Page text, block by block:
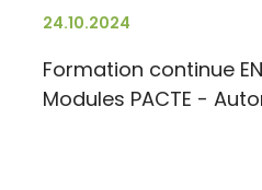
24.10.2024
Formation continue
Modules PACTE -